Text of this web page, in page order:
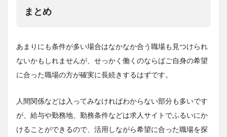
まとめ
あまりにも条件が多い場合はなかなか合う職場も見つけられ
ないかもしれませんが、せっかく働くのならばご自身の希望
に合った職場の方が確実に長続きするはずです。
人間関係などは入ってみなければわからない部分も多いです
が、給与や勤務地、勤務条件などは求人サイトでふるいにか
けることができるので、活用しながら希望に合った職場を探